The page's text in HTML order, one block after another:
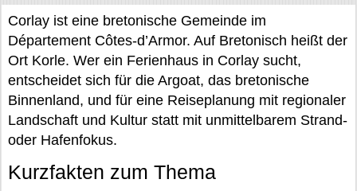
Corlay ist eine bretonische Gemeinde im
Département Côtes-d’Armor. Auf Bretonisch heißt der
Ort Korle. Wer ein Ferienhaus in Corlay sucht,
entscheidet sich für die Argoat, das bretonische
Binnenland, und für eine Reiseplanung mit regionaler
Landschaft und Kultur statt mit unmittelbarem Strand-
oder Hafenfokus.
Kurzfakten zum Thema